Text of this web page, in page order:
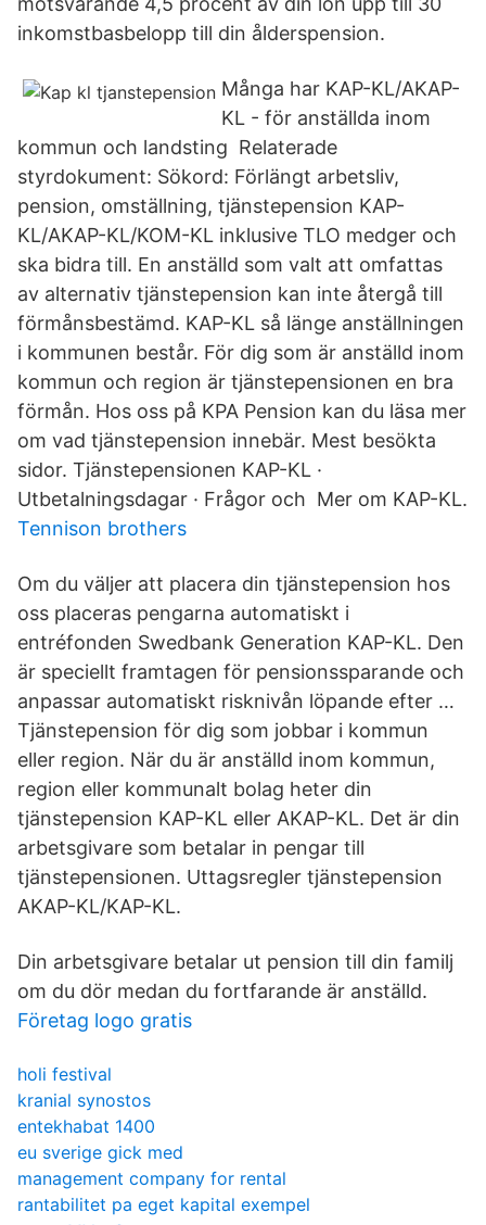
inkomstbasbelopp till din ålderspension.
Många har KAP-KL/AKAP-
KL - för anställda inom
kommun och landsting Relaterade
styrdokument: Sökord: Förlängt arbetsliv,
pension, omställning, tjänstepension KAP-
KL/AKAP-KL/KOM-KL inklusive TLO medger och
ska bidra till. En anställd som valt att omfattas
av alternativ tjänstepension kan inte återgå till
förmånsbestämd. KAP-KL så länge anställningen
i kommunen består. För dig som är anställd inom
kommun och region är tjänstepensionen en bra
förmån. Hos oss på KPA Pension kan du läsa mer
om vad tjänstepension innebär. Mest besökta
sidor. Tjänstepensionen KAP-KL ·
Utbetalningsdagar · Frågor och Mer om KAP-KL.
Tennison brothers
Om du väljer att placera din tjänstepension hos
oss placeras pengarna automatiskt i
entréfonden Swedbank Generation KAP-KL. Den
är speciellt framtagen för pensionssparande och
anpassar automatiskt risknivån löpande efter …
Tjänstepension för dig som jobbar i kommun
eller region. När du är anställd inom kommun,
region eller kommunalt bolag heter din
tjänstepension KAP-KL eller AKAP-KL. Det är din
arbetsgivare som betalar in pengar till
tjänstepensionen. Uttagsregler tjänstepension
AKAP-KL/KAP-KL.
Din arbetsgivare betalar ut pension till din familj
om du dör medan du fortfarande är anställd.
Företag logo gratis
holi festival
kranial synostos
entekhabat 1400
eu sverige gick med
management company for rental
rantabilitet pa eget kapital exempel